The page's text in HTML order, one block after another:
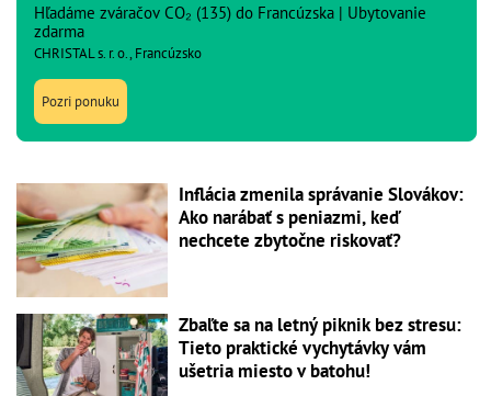
Hľadáme zváračov CO₂ (135) do Francúzska | Ubytovanie
zdarma
CHRISTAL s. r. o., Francúzsko
Pozri ponuku
Inflácia zmenila správanie Slovákov:
Ako narábať s peniazmi, keď
nechcete zbytočne riskovať?
Zbaľte sa na letný piknik bez stresu:
Tieto praktické vychytávky vám
ušetria miesto v batohu!